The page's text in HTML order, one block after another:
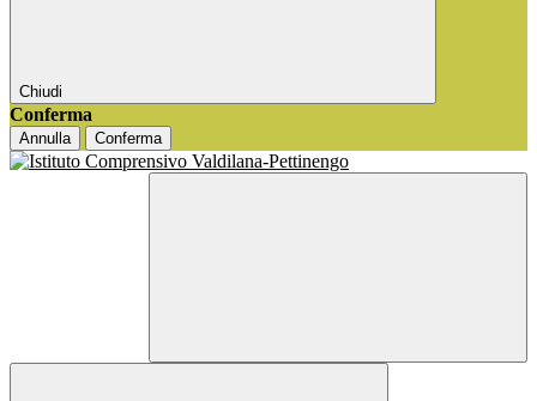
Chiudi
Conferma
Annulla Conferma